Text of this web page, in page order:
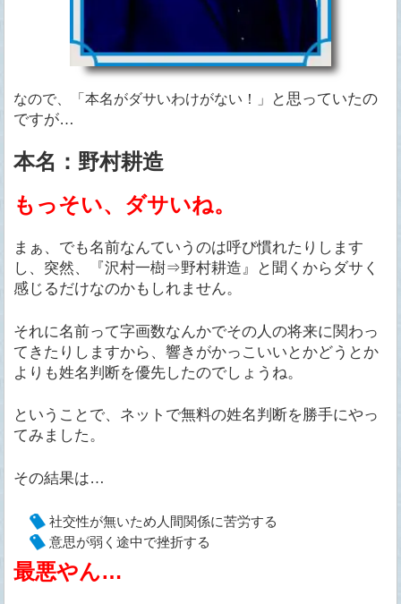
なので、「本名がダサいわけがない！」
と思っていたの
ですが…
本名：野村耕造
もっそい、ダサいね。
まぁ、でも名前なんていうのは呼び慣れたりします
し、突然、『沢村一樹⇒野村耕造』と聞くからダサく
感じるだけなのかもしれません。
それに名前って字画数なんかでその人の将来に関わっ
てきたりしますから、響きがかっこいいとかどうとか
よりも姓名判断を優先したのでしょうね。
ということで、ネットで無料の姓名判断を勝手にやっ
てみました。
その結果は…
社交性が無いため人間関係に苦労する
意思が弱く途中で挫折する
最悪やん…